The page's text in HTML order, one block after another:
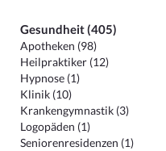
Gesundheit (405)
Apotheken (98)
Heilpraktiker (12)
Hypnose (1)
Klinik (10)
Krankengymnastik (3)
Logopäden (1)
Seniorenresidenzen (1)